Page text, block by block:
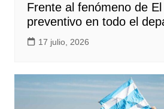
Frente al fenómeno de
preventivo en todo el
17 julio, 2026